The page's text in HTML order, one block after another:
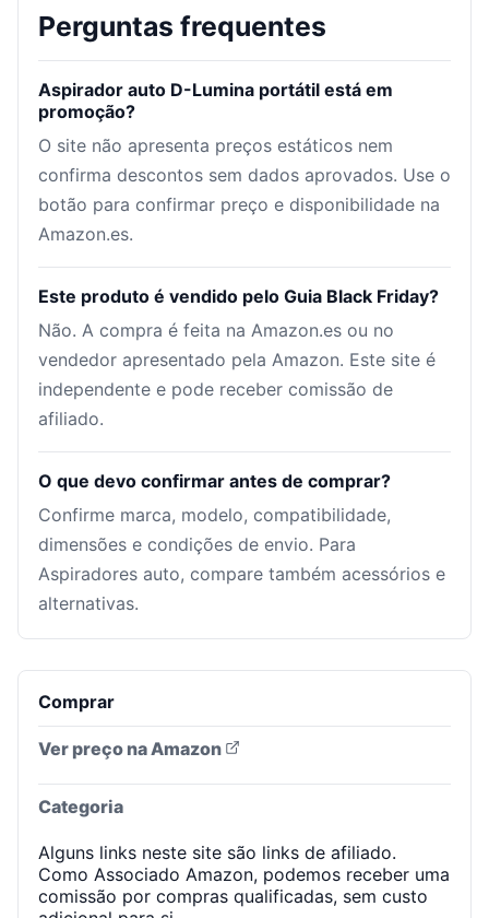
Perguntas frequentes
Aspirador auto D-Lumina portátil está em
promoção?
O site não apresenta preços estáticos nem
confirma descontos sem dados aprovados. Use o
botão para confirmar preço e disponibilidade na
Amazon.es.
Este produto é vendido pelo Guia Black Friday?
Não. A compra é feita na Amazon.es ou no
vendedor apresentado pela Amazon. Este site é
independente e pode receber comissão de
afiliado.
O que devo confirmar antes de comprar?
Confirme marca, modelo, compatibilidade,
dimensões e condições de envio. Para
Aspiradores auto, compare também acessórios e
alternativas.
Comprar
Ver preço na Amazon
Categoria
Alguns links neste site são links de afiliado.
Como Associado Amazon, podemos receber uma
comissão por compras qualificadas, sem custo